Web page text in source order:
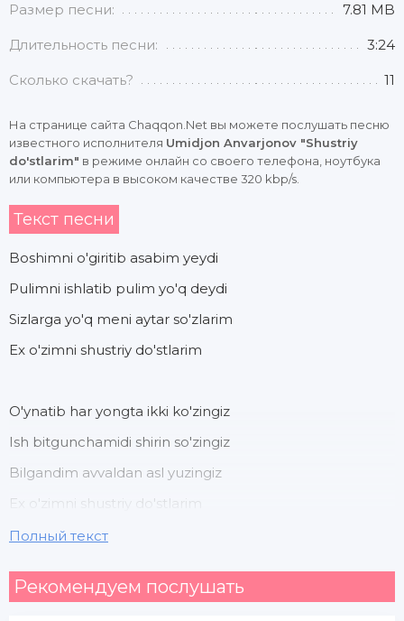
Размер песни: 7.81 MB
Длительность песни: 3:24
Сколько скачать? 11
На странице сайта Chaqqon.Net вы можете послушать песню
известного исполнителя Umidjon Anvarjonov "Shustriy
do'stlarim" в режиме онлайн со своего телефона, ноутбука
или компьютера в высоком качестве 320 kbp/s.
Текст песни
Boshimni o'giritib asabim yeydi
Pulimni ishlatib pulim yo'q deydi
Sizlarga yo'q meni aytar so'zlarim
Ex o'zimni shustriy do'stlarim
O'ynatib har yongta ikki ko'zingiz
Ish bitgunchamidi shirin so'zingiz
Bilgandim avvaldan asl yuzingiz
Ex o'zimni shustriy do'stlarim
Ex o'zimni shustriy do'stlarim
Полный текст
Рекомендуем послушать